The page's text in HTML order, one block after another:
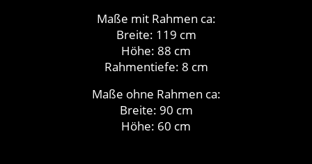
Maße mit Rahmen ca:
Breite: 119 cm
Höhe: 88 cm
Rahmentiefe: 8 cm
Maße ohne Rahmen ca:
Breite: 90 cm
Höhe: 60 cm